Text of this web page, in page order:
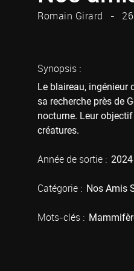
Romain Girard
Synopsis :
Le blaireau, ingénieur
sa recherche près de
nocturne. Leur
créatures.
Année de sortie : 2024
Catégorie : Nos Amis
Mots-clés :